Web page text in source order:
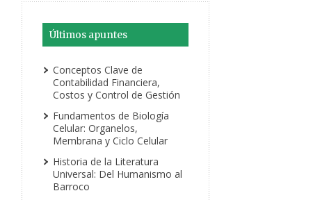
Últimos apuntes
Conceptos Clave de
Contabilidad Financiera,
Costos y Control de Gestión
Fundamentos de Biología
Celular: Organelos,
Membrana y Ciclo Celular
Historia de la Literatura
Universal: Del Humanismo al
Barroco